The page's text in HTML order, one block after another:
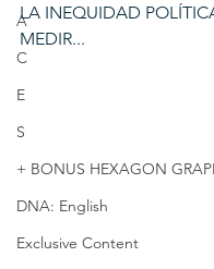
A
C
E
S
+ BONUS HEXAGON
DNA: English
Exclusive Content
LA INEQUIDAD
MEDIR...